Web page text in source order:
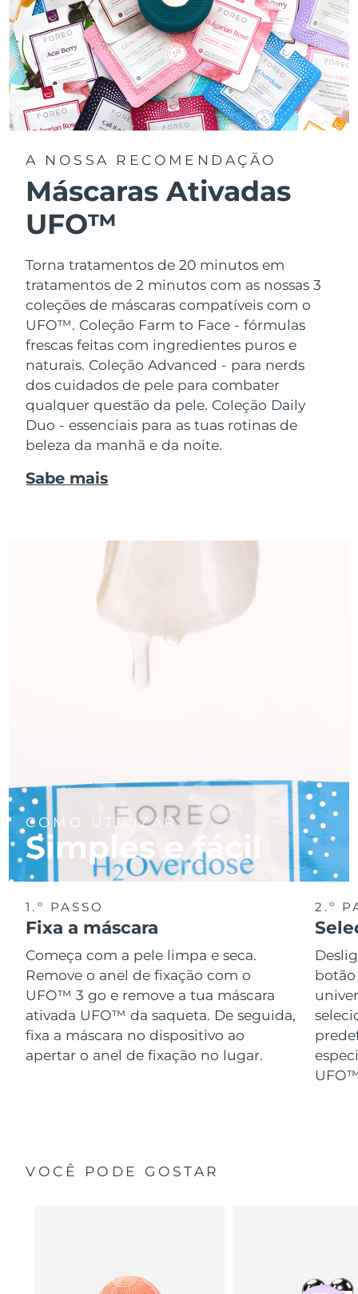
A NOSSA RECOMENDAÇÃO
Máscaras Ativadas
UFO™
Torna tratamentos de 20 minutos em
tratamentos de 2 minutos com as nossas 3
coleções de máscaras compatíveis com o
UFO™. Coleção Farm to Face - fórmulas
frescas feitas com ingredientes puros e
naturais. Coleção Advanced - para nerds
dos cuidados de pele para combater
qualquer questão da pele. Coleção Daily
Duo - essenciais para as tuas rotinas de
beleza da manhã e da noite.
Sabe mais
COMO UTILIZAR
Simples e fácil
1.º PASSO
Fixa a máscara
Começa com a pele limpa e seca.
Remove o anel de fixação com o
UFO™ 3 go e remove a tua máscara
ativada UFO™ da saqueta. De seguida,
fixa a máscara no dispositivo ao
apertar o anel de fixação no lugar.
2.º
botão
VOCÊ PODE GOSTAR